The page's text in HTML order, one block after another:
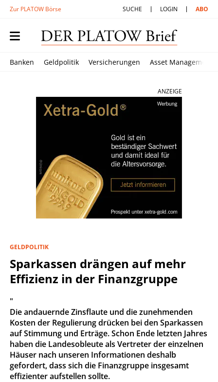
Zur PLATOW Börse SUCHE LOGIN ABO
Banken Geldpolitik Versicherungen Asset Management
ANZEIGE
GELDPOLITIK
Sparkassen drängen auf mehr
Effizienz in der Finanzgruppe
"
Die andauernde Zinsflaute und die zunehmenden
Kosten der Regulierung drücken bei den Sparkassen
auf Stimmung und Erträge. Schon Ende letzten Jahres
haben die Landesobleute als Vertreter der einzelnen
Häuser nach unseren Informationen deshalb
gefordert, dass sich die Finanzgruppe insgesamt
effizienter aufstellen sollte.